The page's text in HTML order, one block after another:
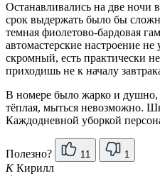
Останавливались на две ночи
срок выдержать было бы
темная фиолетово-бардовая
автомастерские настроение не
скромный, есть практически
приходишь не к началу
В номере было жарко и душно,
тёплая, мыться невозможно.
Каждодневной уборкой
Полезно? 11 1
ККирилл